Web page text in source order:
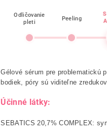
Odličovanie
pleti
Peeling
Gélové sérum pre problematickú
bodiek, póry sú viditeľne
Účinné látky:
SEBATICS 20,7% COMPLEX: